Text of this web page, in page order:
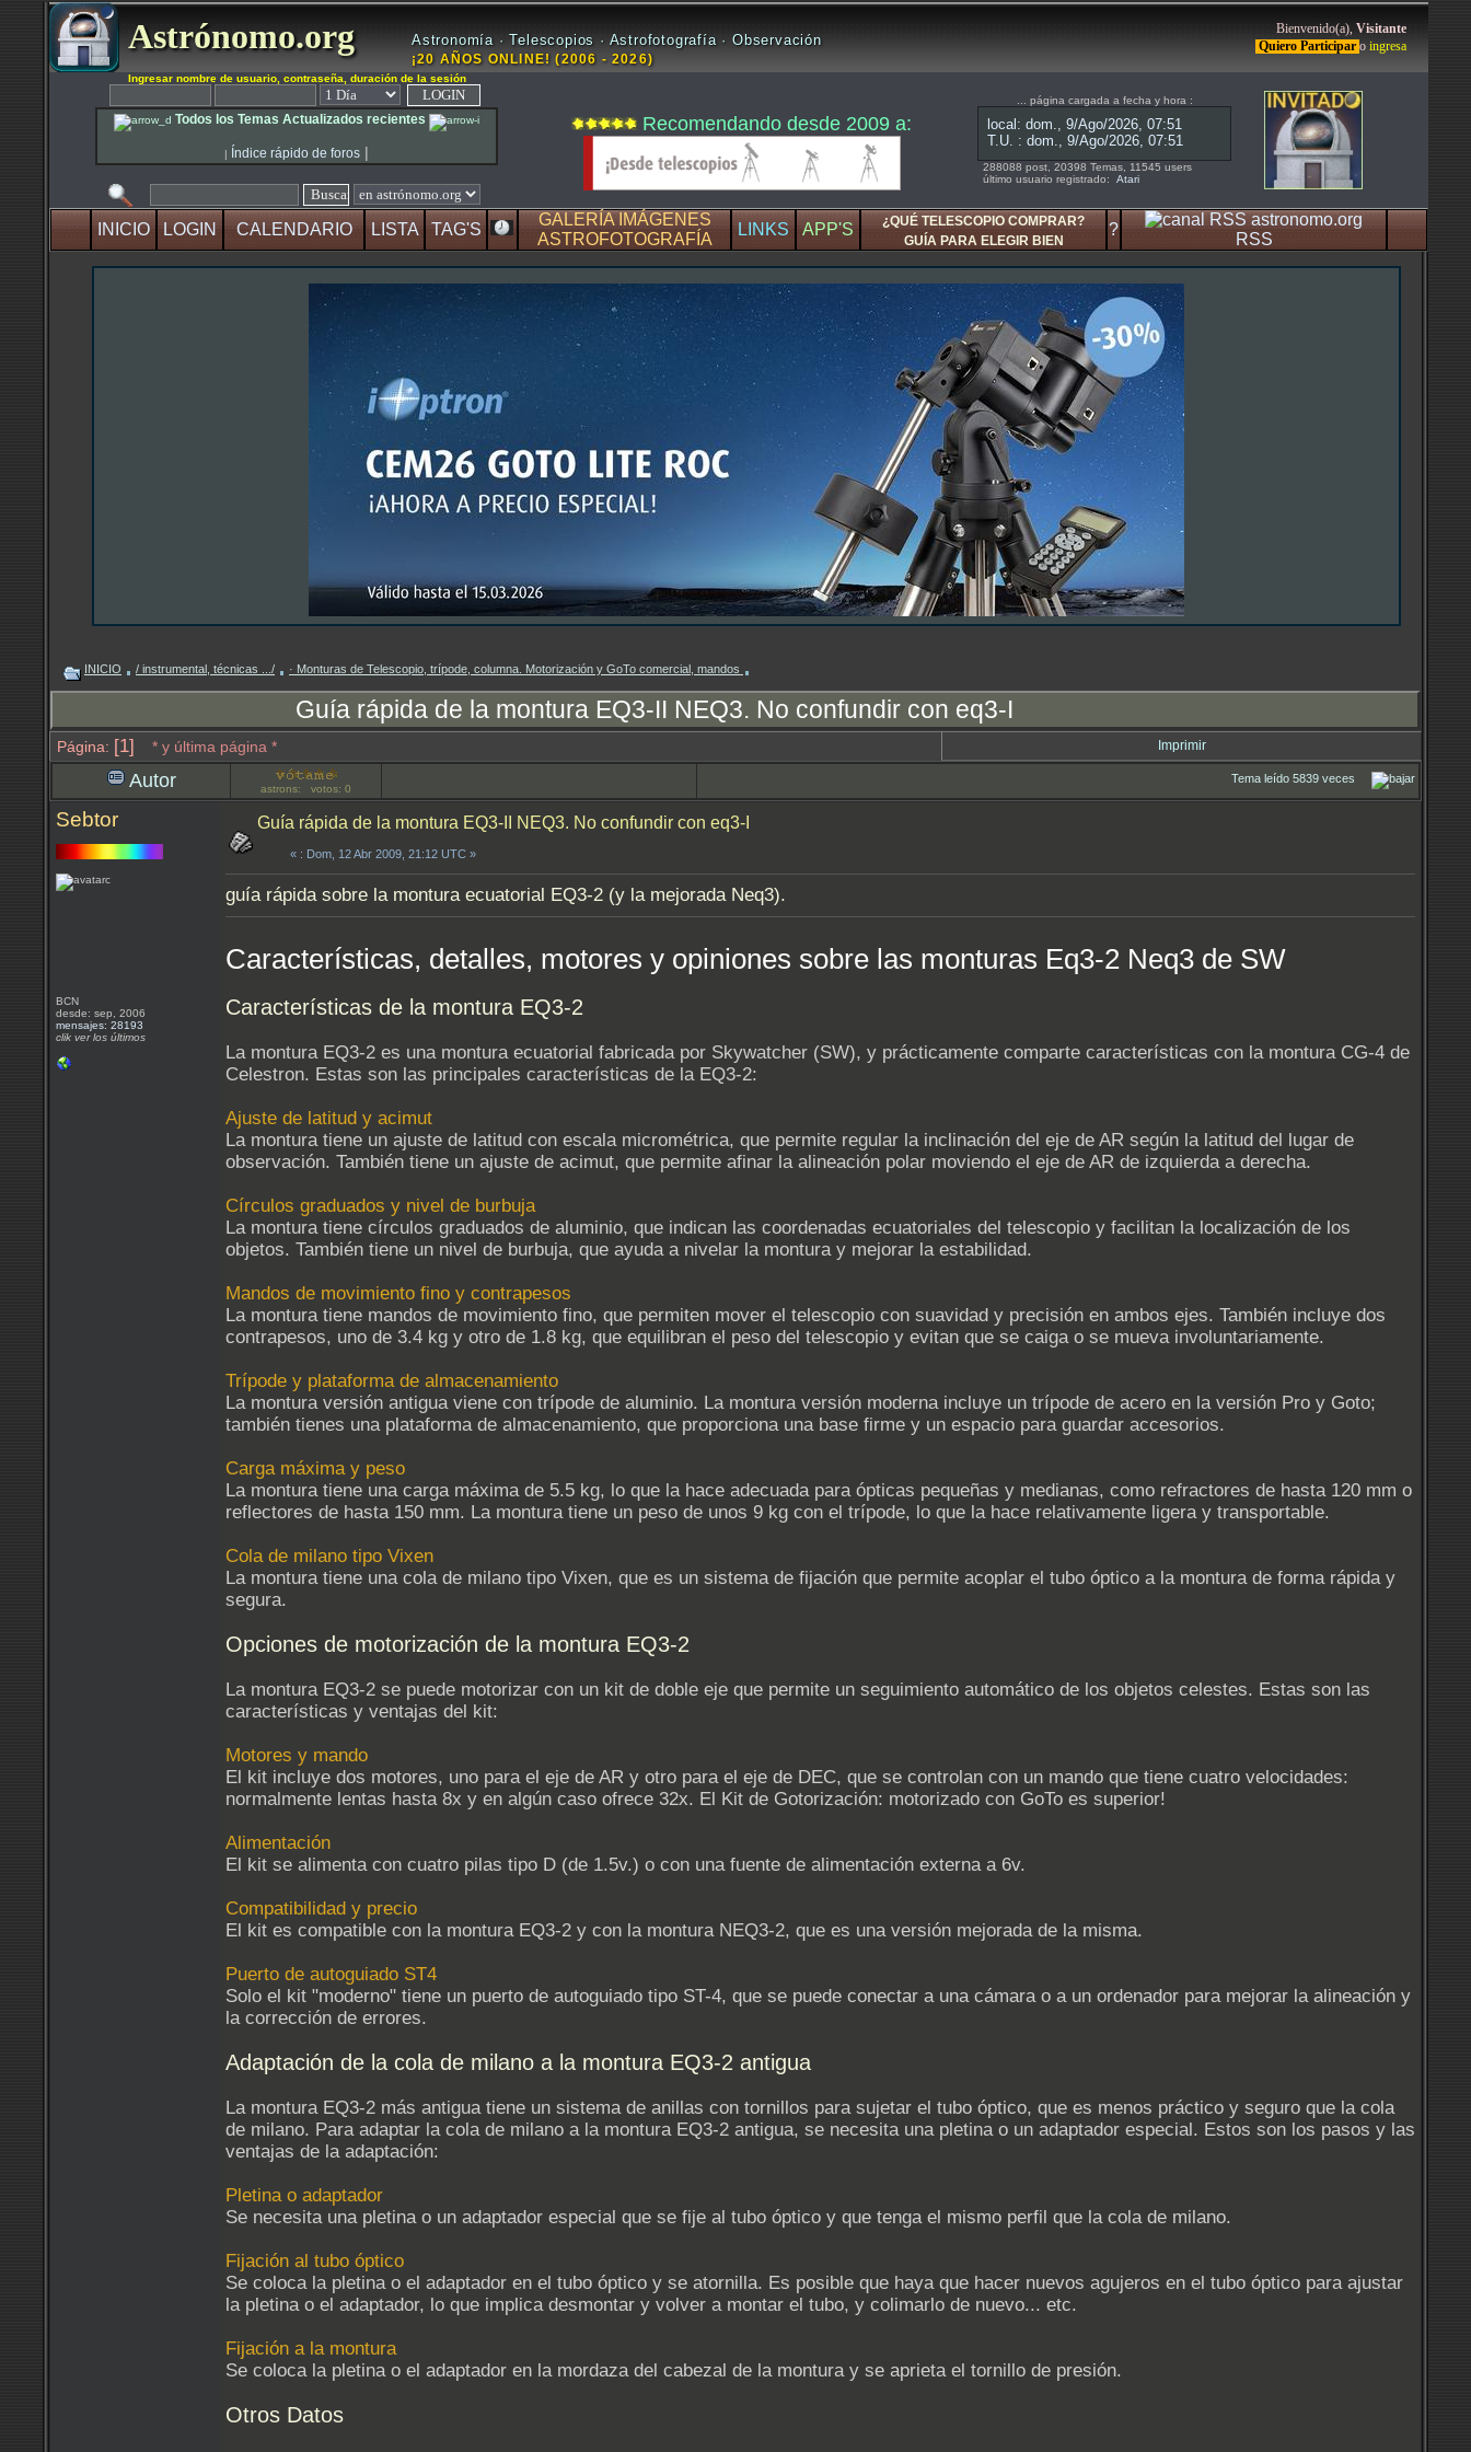
Astrónomo.org Astronomía · Telescopios · Astrofotografía · Observación
¡20 AÑOS ONLINE! (2006 - 2026)
Bienvenido(a), Visitante
Quiero Participar o ingresa
Ingresar nombre de usuario, contraseña, duración de la sesión
Todos los Temas Actualizados recientes
| Índice rápido de foros |
Recomendando desde 2009 a:
... página cargada a fecha y hora :
288088 post, 20398 Temas, 11545 users
último usuario registrado: Atari
INICIO LOGIN CALENDARIO LISTA TAG'S
GALERÍA IMÁGENES
ASTROFOTOGRAFÍA
LINKS APP'S
¿QUÉ TELESCOPIO COMPRAR?
GUÍA PARA ELEGIR BIEN
?
RSS
INICIO / instrumental, técnicas .../ · Monturas de Telescopio, trípode, columna. Motorización y GoTo comercial, mandos
Guía rápida de la montura EQ3-II NEQ3. No confundir con eq3-I
Página: [1] * y última página * Imprimir
Autor astrons: votos: 0
Tema leído 5839 veces
Sebtor
BCN
desde: sep, 2006
mensajes: 28193
clik ver los últimos
Guía rápida de la montura EQ3-II NEQ3. No confundir con eq3-I
« : Dom, 12 Abr 2009, 21:12 UTC »
guía rápida sobre la montura ecuatorial EQ3-2 (y la mejorada Neq3).
Características, detalles, motores y opiniones sobre las monturas Eq3-2 Neq3 de SW
Características de la montura EQ3-2
La montura EQ3-2 es una montura ecuatorial fabricada por Skywatcher (SW), y prácticamente comparte características con la montura CG-4 de
Celestron. Estas son las principales características de la EQ3-2:
Ajuste de latitud y acimut
La montura tiene un ajuste de latitud con escala micrométrica, que permite regular la inclinación del eje de AR según la latitud del lugar de
observación. También tiene un ajuste de acimut, que permite afinar la alineación polar moviendo el eje de AR de izquierda a derecha.
Círculos graduados y nivel de burbuja
La montura tiene círculos graduados de aluminio, que indican las coordenadas ecuatoriales del telescopio y facilitan la localización de los
objetos. También tiene un nivel de burbuja, que ayuda a nivelar la montura y mejorar la estabilidad.
Mandos de movimiento fino y contrapesos
La montura tiene mandos de movimiento fino, que permiten mover el telescopio con suavidad y precisión en ambos ejes. También incluye dos
contrapesos, uno de 3.4 kg y otro de 1.8 kg, que equilibran el peso del telescopio y evitan que se caiga o se mueva involuntariamente.
Trípode y plataforma de almacenamiento
La montura versión antigua viene con trípode de aluminio. La montura versión moderna incluye un trípode de acero en la versión Pro y Goto;
también tienes una plataforma de almacenamiento, que proporciona una base firme y un espacio para guardar accesorios.
Carga máxima y peso
La montura tiene una carga máxima de 5.5 kg, lo que la hace adecuada para ópticas pequeñas y medianas, como refractores de hasta 120 mm o
reflectores de hasta 150 mm. La montura tiene un peso de unos 9 kg con el trípode, lo que la hace relativamente ligera y transportable.
Cola de milano tipo Vixen
La montura tiene una cola de milano tipo Vixen, que es un sistema de fijación que permite acoplar el tubo óptico a la montura de forma rápida y
segura.
Opciones de motorización de la montura EQ3-2
La montura EQ3-2 se puede motorizar con un kit de doble eje que permite un seguimiento automático de los objetos celestes. Estas son las
características y ventajas del kit:
Motores y mando
El kit incluye dos motores, uno para el eje de AR y otro para el eje de DEC, que se controlan con un mando que tiene cuatro velocidades:
normalmente lentas hasta 8x y en algún caso ofrece 32x. El Kit de Gotorización: motorizado con GoTo es superior!
Alimentación
El kit se alimenta con cuatro pilas tipo D (de 1.5v.) o con una fuente de alimentación externa a 6v.
Compatibilidad y precio
El kit es compatible con la montura EQ3-2 y con la montura NEQ3-2, que es una versión mejorada de la misma.
Puerto de autoguiado ST4
Solo el kit "moderno" tiene un puerto de autoguiado tipo ST-4, que se puede conectar a una cámara o a un ordenador para mejorar la alineación y
la corrección de errores.
Adaptación de la cola de milano a la montura EQ3-2 antigua
La montura EQ3-2 más antigua tiene un sistema de anillas con tornillos para sujetar el tubo óptico, que es menos práctico y seguro que la cola
de milano. Para adaptar la cola de milano a la montura EQ3-2 antigua, se necesita una pletina o un adaptador especial. Estos son los pasos y las
ventajas de la adaptación:
Pletina o adaptador
Se necesita una pletina o un adaptador especial que se fije al tubo óptico y que tenga el mismo perfil que la cola de milano.
Fijación al tubo óptico
Se coloca la pletina o el adaptador en el tubo óptico y se atornilla. Es posible que haya que hacer nuevos agujeros en el tubo óptico para ajustar
la pletina o el adaptador, lo que implica desmontar y volver a montar el tubo, y colimarlo de nuevo... etc.
Fijación a la montura
Se coloca la pletina o el adaptador en la mordaza del cabezal de la montura y se aprieta el tornillo de presión.
Otros Datos